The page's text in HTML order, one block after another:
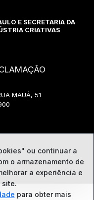
E SECRETARIA DA
CRIATIVAS
MAUÁ, 51
ou continuar a
o armazenamento de
a experiência e
site.
para obter mais